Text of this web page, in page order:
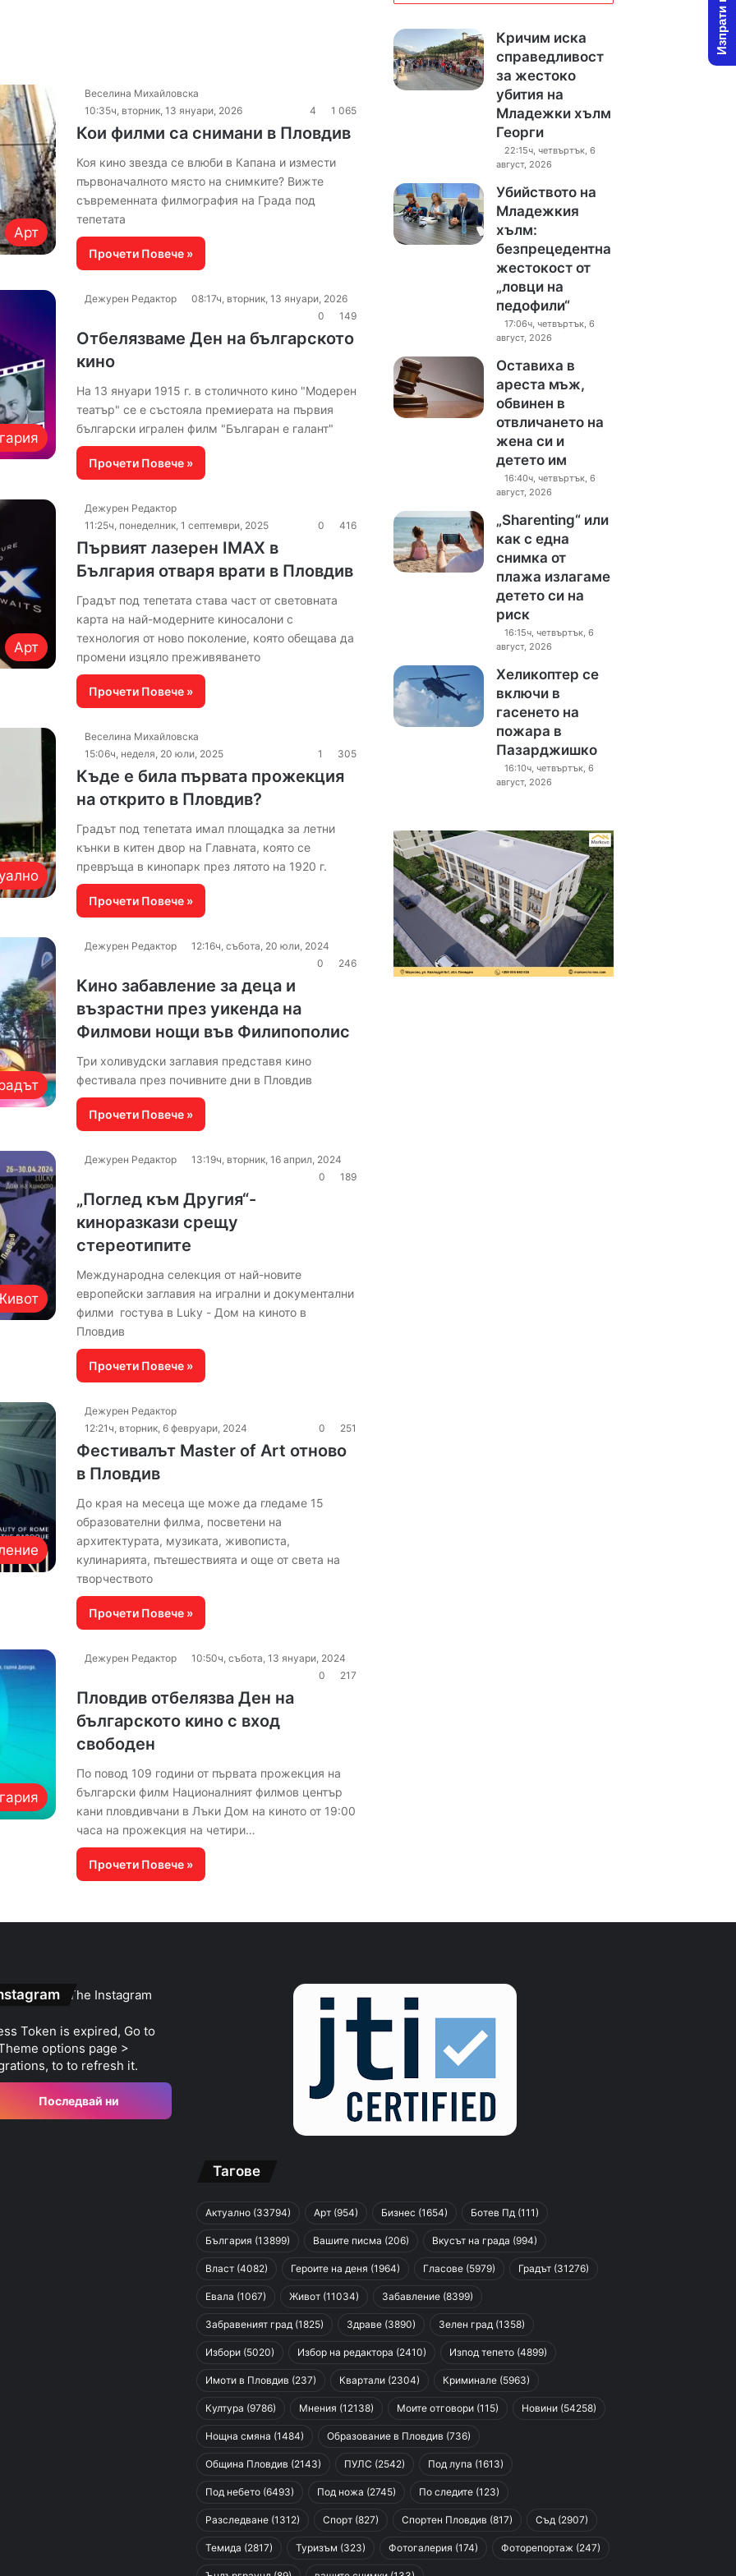
Арт
Веселина Михайловска
10:35ч, вторник, 13 януари, 2026
4 1 065
Кои филми са снимани в Пловдив
Коя кино звезда се влюби в Капана и измести
първоначалното място на снимките? Вижте
съвременната филмография на Града под
тепетата
Прочети Повече »
Дежурен Редактор
08:17ч, вторник, 13 януари, 2026
0
149
Отбелязваме Ден на българското
кино
На 13 януари 1915 г. в столичното кино "Модерен
театър" се е състояла премиерата на първия
български игрален филм "Българан е галант"
Прочети Повече »
Арт
Дежурен Редактор
11:25ч, понеделник, 1 септември, 2025
0 416
Първият лазерен IMAX в
България отваря врати в Пловдив
Градът под тепетата става част от световната
карта на най-модерните киносалони с
технология от ново поколение, която обещава да
промени изцяло преживяването
Прочети Повече »
Веселина Михайловска
15:06ч, неделя, 20 юли, 2025
1 305
Къде е била първата прожекция
на открито в Пловдив?
Градът под тепетата имал площадка за летни
кънки в китен двор на Главната, която се
превръща в кинопарк през лятото на 1920 г.
Прочети Повече »
Дежурен Редактор
12:16ч, събота, 20 юли, 2024
0
246
Кино забавление за деца и
възрастни през уикенда на
Филмови нощи във Филипополис
Три холивудски заглавия представя кино
фестивала през почивните дни в Пловдив
Прочети Повече »
Дежурен Редактор
13:19ч, вторник, 16 април, 2024
0
189
„Поглед към Другия“-
киноразкази срещу
стереотипите
Международна селекция от най-новите
европейски заглавия на игрални и документални
филми гостува в Luky - Дом на киното в
Пловдив
Прочети Повече »
Дежурен Редактор
12:21ч, вторник, 6 февруари, 2024
0 251
Фестивалът Master of Art отново
в Пловдив
До края на месеца ще може да гледаме 15
образователни филма, посветени на
архитектурата, музиката, живописта,
кулинарията, пътешествията и още от света на
творчеството
Прочети Повече »
Дежурен Редактор
10:50ч, събота, 13 януари, 2024
0
217
Пловдив отбелязва Ден на
българското кино с вход
свободен
По повод 109 години от първата прожекция на
български филм Националният филмов център
кани пловдивчани в Лъки Дом на киното от 19:00
часа на прожекция на четири…
Прочети Повече »
Кричим иска
справедливост
за жестоко
убития на
Младежки хълм
Георги
22:15ч, четвъртък, 6
август, 2026
Убийството на
Младежкия
хълм:
безпрецедентна
жестокост от
„ловци на
педофили“
17:06ч, четвъртък, 6
август, 2026
Оставиха в
ареста мъж,
обвинен в
отвличането на
жена си и
детето им
16:40ч, четвъртък, 6
август, 2026
„Sharenting“ или
как с една
снимка от
плажа излагаме
детето си на
риск
16:15ч, четвъртък, 6
август, 2026
Хеликоптер се
включи в
гасенето на
пожара в
Пазарджишко
16:10ч, четвъртък, 6
август, 2026
The Instagram
Token is expired, Go to
options page >
to to refresh it.
Последвай ни
Тагове
Актуално (33794) Арт (954) Бизнес (1654) Ботев Пд (111)
България (13899) Вашите писма (206) Вкусът на града (994)
Власт (4082) Героите на деня (1964) Гласове (5979) Градът (31276)
Евала (1067) Живот (11034) Забавление (8399)
Забравеният град (1825) Здраве (3890) Зелен град (1358)
Избори (5020) Избор на редактора (2410) Изпод тепето (4899)
Имоти в Пловдив (237) Квартали (2304) Криминале (5963)
Култура (9786) Мнения (12138) Моите отговори (115) Новини (54258)
Нощна смяна (1484) Образование в Пловдив (736)
Община Пловдив (2143) ПУЛС (2542) Под лупа (1613)
Под небето (6493) Под ножа (2745) По следите (123)
Разследване (1312) Спорт (827) Спортен Пловдив (817) Съд (2907)
Темида (2817) Туризъм (323) Фотогалерия (174) Фоторепортаж (247)